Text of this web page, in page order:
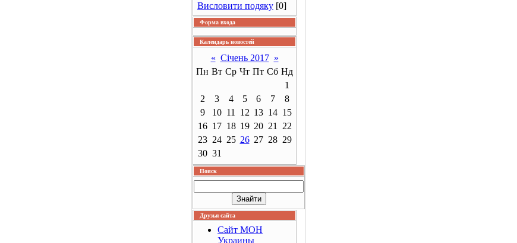
Висловити подяку [0]
Форма входа
Календарь новостей
« Січень 2017 »
Пн Вт Ср Чт Пт Сб Нд
1
2
3 4 5 6 7
8
9
10 11 12 13 14 15
16 17 18 19 20 21
22
23 24 25 26 27 28 29
30 31
Поиск
Друзья сайта
Сайт МОН
Украины